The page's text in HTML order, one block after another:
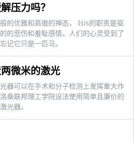
压力吗？
的优雅和高傲的神态， Isis的职责是驱
的悲伤和羞耻感情。人们的心灵受到了
记它只是一匹马。
微米的激光
器可以在手术和分子检测上发挥重大作
桑联邦理工学院设法使用简单且廉价的
光器。